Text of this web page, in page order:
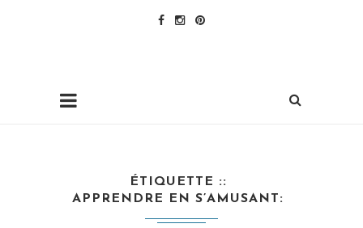
ÉTIQUETTE :
APPRENDRE EN S’AMUSANT